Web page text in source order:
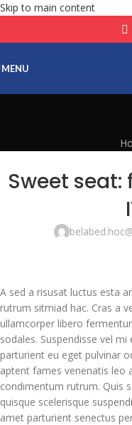
Skip to main content
MENU
Sweet
A sed a risusat luctus esta
rutrum sitmiad hac. Cras a
ullamcorper libero
sodales. Suspendisse vel
parturient eu eget pulvinar
aptent fames venenatis leo
condimentum rutrum. Quis
quisque scelerisque
amet parturient senectus